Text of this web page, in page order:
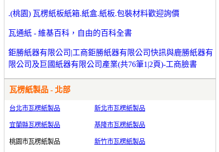
.(桃園) 瓦楞紙板紙箱.紙盒.紙板.包裝材料歡迎詢價
瓦通紙 - 維基百科，自由的百科全書
鉅勝紙器有限公司|工商鉅勝紙器有限公司快訊與鹿勝紙器有
限公司及巨國紙器有限公司產業(共76筆1|2頁)-工商臉書
瓦楞紙製品 - 北部
台北市瓦楞紙製品 新北市瓦楞紙製品
宜蘭縣瓦楞紙製品 基隆市瓦楞紙製品
桃園市瓦楞紙製品 新竹市瓦楞紙製品